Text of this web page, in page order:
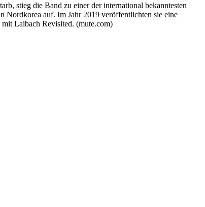
stieg die Band zu einer der international bekanntesten
Nordkorea auf. Im Jahr 2019 veröffentlichten sie eine
Laibach Revisited. (mute.com)